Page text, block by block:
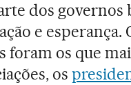
dos
e
foram os que
os